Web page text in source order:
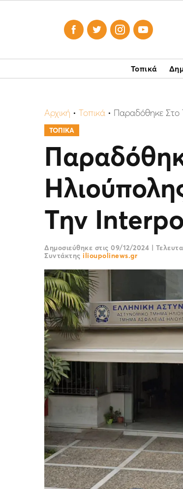
   
Τοπικά
Αρχική • Τοπικά • Παραδόθηκε Στο
ΤΟΠΙΚΑ
Την
Δημοσιεύθηκε στις 09/12/2024 |
Συντάκτης ilioupolinews.gr